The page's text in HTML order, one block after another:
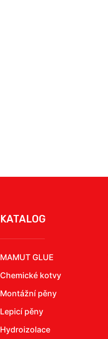
KATALOG
MAMUT GLUE
Chemické kotvy
Montážní pěny
Lepicí pěny
Hydroizolace